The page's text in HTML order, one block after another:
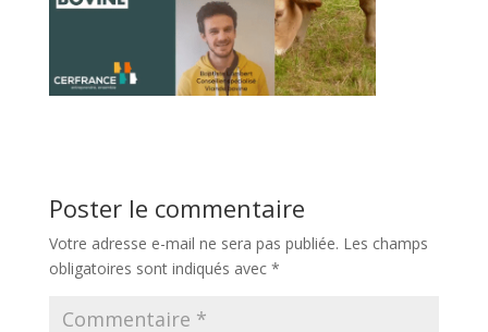
Poster le commentaire
Votre adresse e-mail ne sera pas publiée. Les champs
obligatoires sont indiqués avec *